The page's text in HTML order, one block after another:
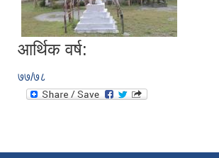
आर्थिक वर्ष:
७७/७८